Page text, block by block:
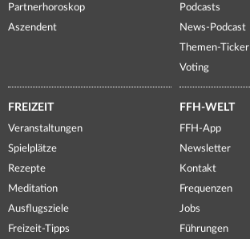
Partnerhoroskop
Aszendent
Podcasts
News-Podcast
Themen-Ticker
Voting
FREIZEIT
Veranstaltungen
Spielplätze
Rezepte
Meditation
Ausflugsziele
Freizeit-Tipps
FFH-WELT
FFH-App
Newsletter
Kontakt
Frequenzen
Jobs
Führungen